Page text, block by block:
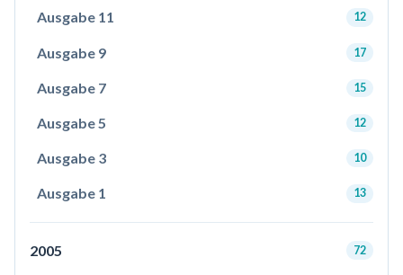
Ausgabe 11 12
Ausgabe 9 17
Ausgabe 7 15
Ausgabe 5 12
Ausgabe 3 10
Ausgabe 1 13
2005 72